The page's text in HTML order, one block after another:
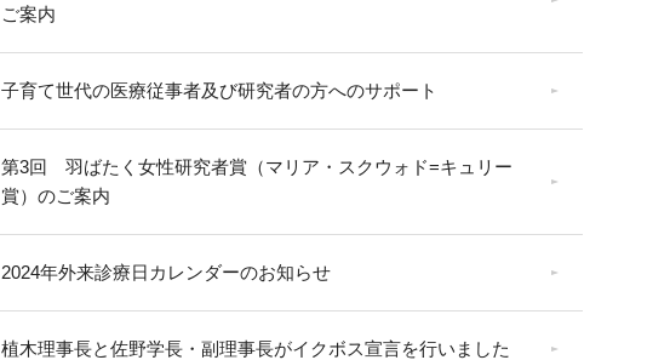
ご案内
子育て世代の医療従事者及び研究者の方へのサポート
第3回 羽ばたく女性研究者賞（マリア・スクウォド=キュリー
賞）のご案内
2024年外来診療日カレンダーのお知らせ
植木理事長と佐野学長・副理事長がイクボス宣言を行いました